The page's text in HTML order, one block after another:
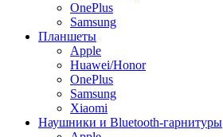
OnePlus
Samsung
Планшеты
Apple
Huawei/Honor
OnePlus
Samsung
Xiaomi
Наушники и Bluetooth-гарнитуры